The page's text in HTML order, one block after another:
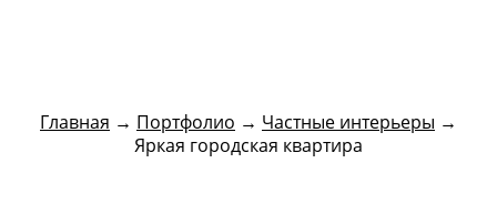
Главная → Портфолио → Частные интерьеры →
Яркая городская квартира